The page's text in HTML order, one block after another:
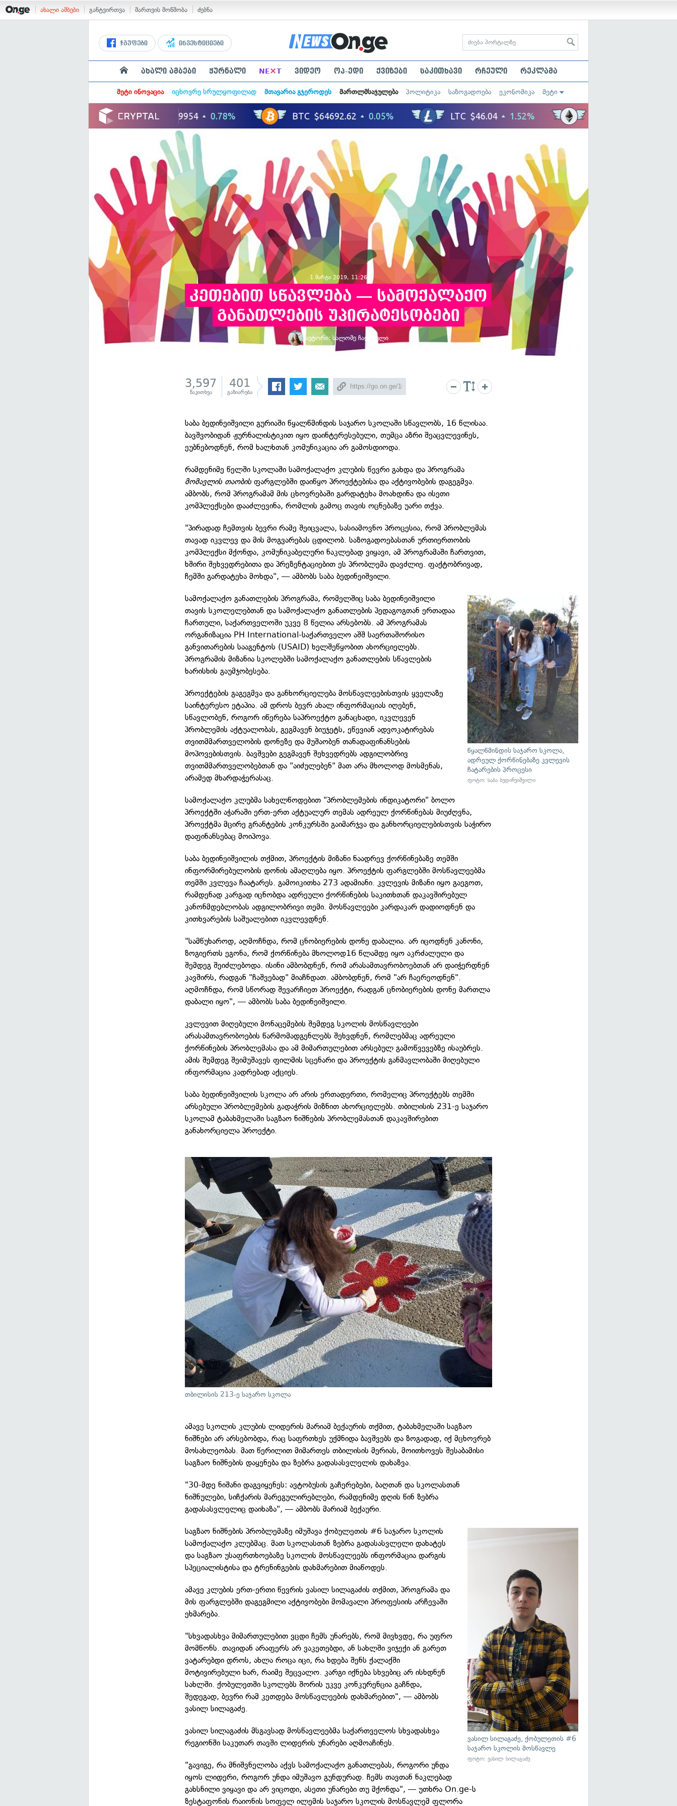
ახალი ამბები განტვირთვა მართვის მოწმობა ძებნა
ჯგუფები ინვესტიციები
ახალი ამბები ჟურნალი NE×T ვიდეო ოპ-ედი ქვიზები საკითხავი რჩეული რეკლამა
მეტი ინოვაცია იცხოვრე სრულყოფილად მთავარია გჯეროდეს მართლმსაჯულება პოლიტიკა საზოგადოება ეკონომიკა მეტი
1 მარტი 2019, 11:26
კეთებით სწავლება — სამოქალაქო
განათლების უპირატესობები
ავტორი: სალომე ჩადუნელი
3,597
წაკითხვა
401
გაზიარება
საბა ბედინეიშვილი გურიაში წყალწმინდის საჯარო სკოლაში სწავლობს, 16 წლისაა.
ბავშვობიდან ჟურნალისტიკით იყო დაინტერესებული, თუმცა აზრი შეაცვლევინეს,
ეუბნებოდნენ, რომ ხალხთან კომუნიკაცია არ გამოსდიოდა.
რამდენიმე წელში სკოლაში სამოქალაქო კლუბის წევრი გახდა და პროგრამა
მომავლის თაობისფარგლებში დაიწყო პროექტებისა და აქტივობების დაგეგმვა.
ამბობს, რომ პროგრამამ მის ცხოვრებაში გარდატეხა მოახდინა და ისეთი
კომპლექსები დააძლევინა, რომლის გამოც თავის ოცნებაზე უარი თქვა.
"პირადად ჩემთვის ბევრი რამე შეიცვალა, სასიამოვნო პროცესია, რომ პრობლემას
თავად იკვლევ და მის მოგვარებას ცდილობ. საზოგადოებასთან ურთიერთობის
კომპლექსი მქონდა, კომუნიკაბელური ნაკლებად ვიყავი, ამ პროგრამაში ჩართვით,
ხშირი შეხვედრებითა და პრეზენტაციებით ეს პრობლემა დავძლიე. ფაქტობრივად,
ჩემში გარდატეხა მოხდა", — ამბობს საბა ბედინეიშვილი.
წყალწმინდის საჯარო სკოლა,
ადრეულ ქორწინებაზე კვლევის
ჩატარების პროცესი
ფოტო: საბა ბედინეიშვილი
სამოქალაქო განათლების პროგრამა, რომელშიც საბა ბედინეიშვილი
თავის სკოლელებთან და სამოქალაქო განათლების პედაგოგთან ერთადაა
ჩართული, საქართველოში უკვე 8 წელია არსებობს. ამ პროგრამას
ორგანიზაცია PH International-საქართველო აშშ საერთაშორისო
განვითარების სააგენტოს (USAID) ხელშეწყობით ახორციელებს.
პროგრამის მიზანია სკოლებში სამოქალაქო განათლების სწავლების
ხარისხის გაუმჯობესება.
პროექტების გაგეგმვა და განხორციელება მოსწავლეებისთვის ყველაზე
საინტერესო ეტაპია. ამ დროს ბევრ ახალ ინფორმაციას იღებენ,
სწავლობენ, როგორ იწერება საპროექტო განაცხადი, იკვლევენ
პრობლემის აქტუალობას, გეგმავენ ბიუჯეტს, ეწევიან ადვოკატირებას
თვითმმართველობის დონეზე და მუშაობენ თანადაფინანსების
მოპოვებისთვის. ბავშვები გეგმავენ შეხვედრებს ადგილობრივ
თვითმმართველობებთან და "აიძულებენ" მათ არა მხოლოდ მოსმენას,
არამედ მხარდაჭერასაც.
სამოქალაქო კლუბმა სახელწოდებით "პრობლემების ინდიკატორი" ბოლო
პროექტში აჭარაში ერთ-ერთ აქტუალურ თემას ადრეულ ქორწინებას მიუძღვნა,
პროექტმა მცირე გრანტების კონკურსში გაიმარჯვა და განხორციელებისთვის საჭირო
დაფინანსებაც მოიპოვა.
საბა ბედინეიშვილის თქმით, პროექტის მიზანი ნაადრევ ქორწინებაზე თემში
ინფორმირებულობის დონის ამაღლება იყო. პროექტის ფარგლებში მოსწავლეებმა
თემში კვლევა ჩაატარეს. გამოიკითხა 273 ადამიანი. კვლევის მიზანი იყო გაეგოთ,
რამდენად კარგად იცნობდა ადრეული ქორწინების საკითხთან დაკავშირებულ
კანონმდებლობას ადგილობრივი თემი. მოსწავლეები კარდაკარ დადიოდნენ და
კითხვარების საშუალებით იკვლევდნენ.
"სამწუხაროდ, აღმოჩნდა, რომ ცნობიერების დონე დაბალია. არ იცოდნენ კანონი,
ზოგიერთს ეგონა, რომ ქორწინება მხოლოდ16 წლამდე იყო აკრძალული და
შემდეგ შეიძლებოდა. ისინი ამბობდნენ, რომ არასამთავრობოებთან არ დაიჭერდნენ
კავშირს, რადგან "ჩაშვებად" მიაჩნდათ. ამბობდნენ, რომ "არ ჩაერეოდნენ".
აღმოჩნდა, რომ სწორად შევარჩიეთ პროექტი, რადგან ცნობიერების დონე მართლა
დაბალი იყო", — ამბობს საბა ბედინეიშვილი.
კვლევით მიღებული მონაცემების შემდეგ სკოლის მოსწავლეები
არასამთავრობოების წარმომადგენლებს შეხვდნენ, რომლებმაც ადრეული
ქორწინების პრობლემასა და ამ მიმართულებით არსებულ გამოწვევებზე ისაუბრეს.
ამის შემდეგ შეიმუშავეს ფილმის სცენარი და პროექტის განმავლობაში მიღებული
ინფორმაცია კადრებად აქციეს.
საბა ბედინეიშვილის სკოლა არ არის ერთადერთი, რომელიც პროექტებს თემში
არსებული პრობლემების გადაჭრის მიზნით ახორციელებს. თბილისის 231-ე საჯარო
სკოლამ ტაბახმელაში საგზაო ნიშნების პრობლემასთან დაკავშირებით
განახორციელა პროექტი.
თბილისის 213-ე საჯარო სკოლა
ამავე სკოლის კლუბის ლიდერის მარიამ ბექაურის თქმით, ტაბახმელაში საგზაო
ნიშნები არ არსებობდა, რაც საფრთხეს უქმნიდა ბავშვებს და ზოგადად, იქ მცხოვრებ
მოსახლეობას. მათ წერილით მიმართეს თბილისის მერიას, მოითხოვეს შესაბამისი
საგზაო ნიშნების დაყენება და ზებრა გადასასვლელის დახაზვა.
"30-მდე ნიშანი დაგვიყენეს: ავტობუსის გაჩერებები, ბაღთან და სკოლასთან
ნიშნულები, სიჩქარის მარეგულირებლები, რამდენიმე დღის წინ ზებრა
გადასასვლელიც დაიხაზა", — ამბობს მარიამ ბექაური.
ვასილ სილაგაძე, ქობულეთის #6
საჯარო სკოლის მოსწავლე
ფოტო: ვასილ სილაგაძე
საგზაო ნიშნების პრობლემაზე იმუშავა ქობულეთის #6 საჯარო სკოლის
სამოქალაქო კლუბმაც. მათ სკოლასთან ზებრა გადასასვლელი დახატეს
და საგზაო უსაფრთხოებაზე სკოლის მოსწავლეებს ინფორმაცია დარგის
სპეციალისტისა და ტრენინგების დახმარებით მიაწოდეს.
ამავე კლუბის ერთ-ერთი წევრის ვასილ სილაგაძის თქმით, პროგრამა და
მის ფარგლებში დაგეგმილი აქტივობები მომავალი პროფესიის არჩევაში
ეხმარება.
"სხვადასხვა მიმართულებით ვცდი ჩემს უნარებს, რომ მივხვდე, რა უფრო
მომწონს. თავიდან არაფერს არ ვაკეთებდი, ან სახლში ვიჯექი ან გარეთ
ვატარებდი დროს, ახლა როცა იცი, რა ხდება შენს ქალაქში
მოტივირებული ხარ, რაიმე შეცვალო. კარგი იქნება სხვებიც არ ისხდნენ
სახლში. ქობულეთში სკოლებს შორის უკვე კონკურენცია გაჩნდა,
შედეგად, ბევრი რამ კეთდება მოსწავლეების დახმარებით", — ამბობს
ვასილ სილაგაძე.
ვასილ სილაგაძის მსგავსად მოსწავლეებმა საქართველოს სხვადასხვა
რეგიონში საკუთარ თავში ლიდერის უნარები აღმოაჩინეს.
"გავიგე, რა მნიშვნელობა აქვს სამოქალაქო განათლებას, როგორი უნდა
იყოს ლიდერი, როგორ უნდა იმუშავო გუნდურად. ჩემს თავთან ნაკლებად
გახსნილი ვიყავი და არ ვიცოდი, ასეთი უნარები თუ მქონდა", — უთხრა On.ge-ს
ზესტაფონის რაიონის სოფელ ილემის საჯარო სკოლის მოსწავლემ ფლორა